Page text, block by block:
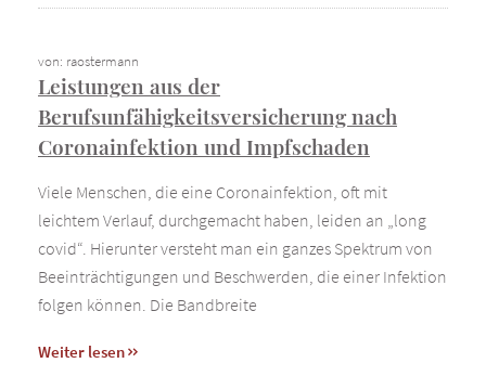
von: raostermann
Leistungen aus der
Berufsunfähigkeitsversicherung nach
Coronainfektion und Impfschaden
Viele Menschen, die eine Coronainfektion, oft mit
leichtem Verlauf, durchgemacht haben, leiden an „long
covid“. Hierunter versteht man ein ganzes Spektrum von
Beeinträchtigungen und Beschwerden, die einer Infektion
folgen können. Die Bandbreite
Weiter lesen